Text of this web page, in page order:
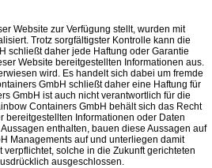
Website zur Verfügung stellt, wurden mit
Trotz sorgfältigster Kontrolle kann die
schließt daher jede Haftung oder Garantie
Website bereitgestellten Informationen aus.
wird. Es handelt sich dabei um fremde
GmbH schließt daher eine Haftung für
GmbH ist auch nicht verantwortlich für die
Containers GmbH behält sich das Recht
bereitgestellten Informationen oder Daten
enthalten, bauen diese Aussagen auf
Managements auf und unterliegen damit
solche in die Zukunft gerichteten
ausgeschlossen.